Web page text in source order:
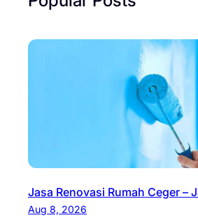
Jasa Renovasi Rumah Ceger –
Aug 8, 2026